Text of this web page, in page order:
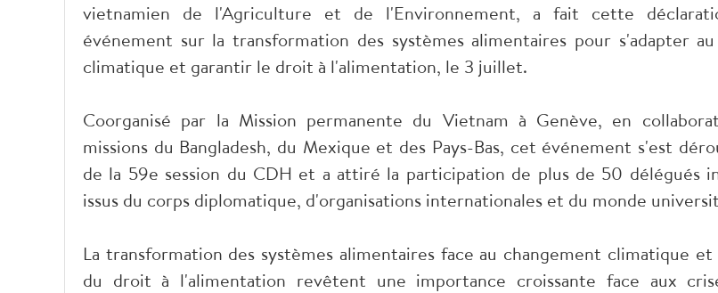
vietnamien de l'Agriculture et de l'Environnement, a fait cette
événement sur la transformation des systèmes alimentaires pour s'adapter
climatique et garantir le droit à l'alimentation, le 3 juillet.
Coorganisé par la Mission permanente du Vietnam à Genève, en
missions du Bangladesh, du Mexique et des Pays-Bas, cet événement s'est
de la 59e session du CDH et a attiré la participation de plus de 50 délégués
issus du corps diplomatique, d'organisations internationales et du monde
La transformation des systèmes alimentaires face au changement climatique
du droit à l'alimentation revêtent une importance croissante face aux